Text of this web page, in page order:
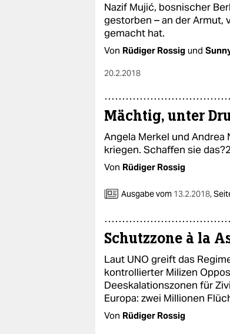
Nazif Mujić, bosnischer
gestorben – an der Armut,
gemacht hat.
Von Rüdiger Rossig und
20.2.2018
Mächtig, unter
Angela Merkel und
kriegen. Schaffen sie
Von Rüdiger Rossig
Ausgabe vom 13.2.2018,
Schutzzone à la
Laut UNO greift das
kontrollierter Milizen
Deeskalationszonen für
Europa: zwei Millionen
Von Rüdiger Rossig